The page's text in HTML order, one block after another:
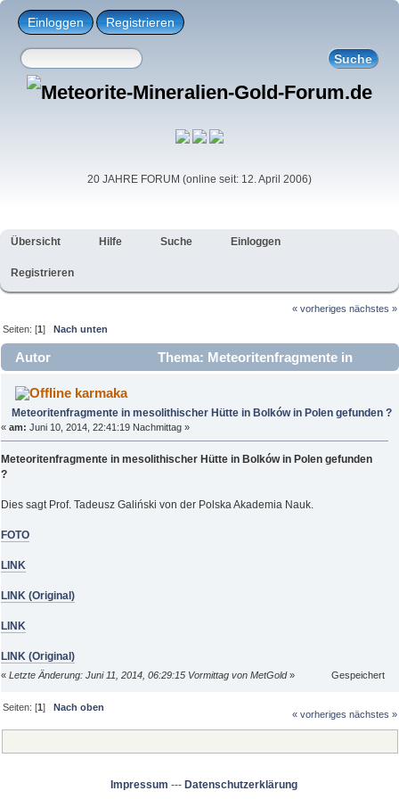
Einloggen Registrieren
20 JAHRE FORUM (online seit: 12. April 2006)
Übersicht Hilfe Suche Einloggen
Registrieren
« vorheriges nächstes »
Seiten: [1]Nach unten
Autor
Thema: Meteoritenfragmente in
mesolithischer Hütte in Bolków in Polen gefunden ?
(Gelesen 2328 mal)
karmaka
Meteoritenfragmente in mesolithischer Hütte in Bolków in Polen gefunden ?
« am: Juni 10, 2014, 22:41:19 Nachmittag »
Meteoritenfragmente in mesolithischer Hütte in Bolków in Polen gefunden
?
Dies sagt Prof. Tadeusz Galiński von der Polska Akademia Nauk.
FOTO
LINK
LINK (Original)
LINK
LINK (Original)
« Letzte Änderung: Juni 11, 2014, 06:29:15 Vormittag von MetGold» Gespeichert
Seiten: [1]Nach oben
« vorheriges nächstes »
Impressum --- Datenschutzerklärung